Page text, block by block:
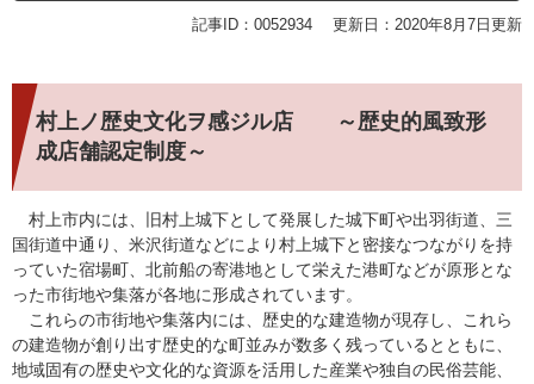
記事ID：0052934 更新日：2020年8月7日更新
村上ノ歴史文化ヲ感ジル店 ～歴史的風致形
成店舗認定制度～
村上市内には、旧村上城下として発展した城下町や出羽街道、三
国街道中通り、米沢街道などにより村上城下と密接なつながりを持
っていた宿場町、北前船の寄港地として栄えた港町などが原形とな
った市街地や集落が各地に形成されています。
これらの市街地や集落内には、歴史的な建造物が現存し、これら
の建造物が創り出す歴史的な町並みが数多く残っているとともに、
地域固有の歴史や文化的な資源を活用した産業や独自の民俗芸能、